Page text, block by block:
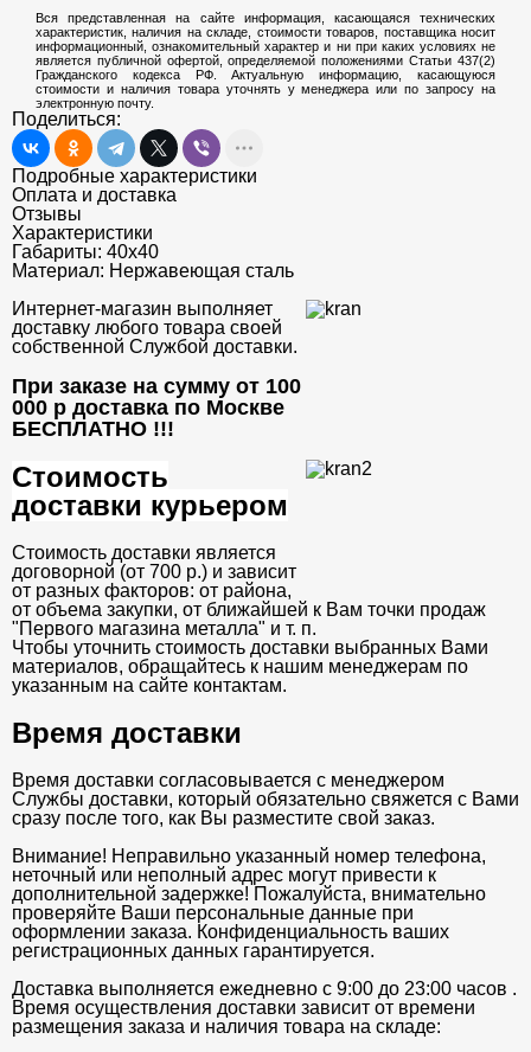
Вся представленная на сайте информация, касающаяся технических
характеристик, наличия на складе, стоимости товаров, поставщика носит
информационный, ознакомительный характер и ни при каких условиях не
является публичной офертой, определяемой положениями Статьи 437(2)
Гражданского кодекса РФ. Актуальную информацию, касающуюся
стоимости и наличия товара уточнять у менеджера или по запросу на
электронную почту.
Поделиться:
Подробные характеристики
Оплата и доставка
Отзывы
Характеристики
Габариты: 40х40
Материал: Нержавеющая сталь
Интернет-магазин выполняет
доставку любого товара своей
собственной Службой доставки.
При заказе на сумму от 100
000 р доставка по Москве
БЕСПЛАТНО !!!
Стоимость
доставки курьером
Стоимость доставки является
договорной (от 700 р.) и зависит
от разных факторов: от района,
от объема закупки, от ближайшей к Вам точки продаж
"Первого магазина металла" и т. п.
Чтобы уточнить стоимость доставки выбранных Вами
материалов, обращайтесь к нашим менеджерам по
указанным на сайте контактам.
Время доставки
Время доставки согласовывается с менеджером
Службы доставки, который обязательно свяжется с Вами
сразу после того, как Вы разместите свой заказ.
Внимание! Неправильно указанный номер телефона,
неточный или неполный адрес могут привести к
дополнительной задержке! Пожалуйста, внимательно
проверяйте Ваши персональные данные при
оформлении заказа. Конфиденциальность ваших
регистрационных данных гарантируется.
Доставка выполняется ежедневно с 9:00 до 23:00 часов .
Время осуществления доставки зависит от времени
размещения заказа и наличия товара на складе: